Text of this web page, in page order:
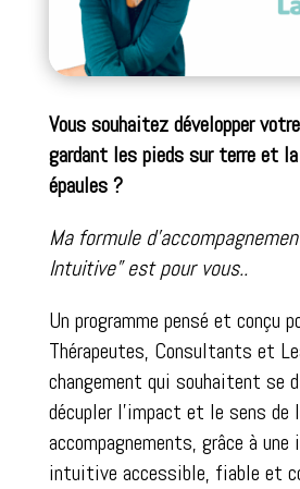
Vous souhaitez développer
gardant les pieds sur terre et
épaules ?
Ma formule
Intuitive” est pour vous..
Un programme pensé et conçu
Thérapeutes, Consultants et
changement qui souhaitent se
décupler l’impact et le sens de
accompagnements, grâce à
intuitive accessible, fiable et